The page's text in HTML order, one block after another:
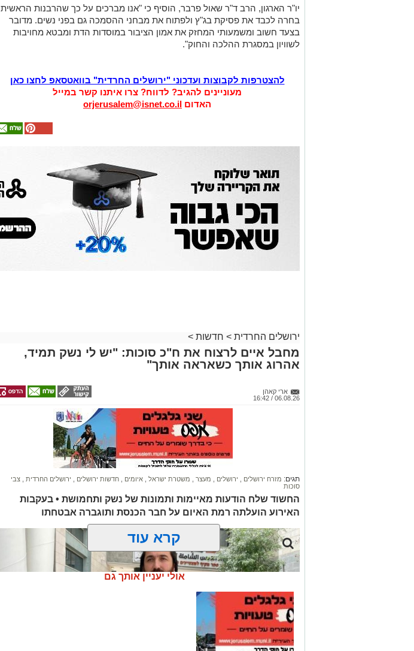
יו"ר הארגון, הרב ד"ר שאול פרבר, הוסיף כי "אנו מברכים על כך שהרבנות הראשית
בחרה לכבד את פסיקת בג"ץ ולפתוח את מבחני ההסמכה גם בפני נשים. מדובר
בצעד חשוב ומשמעותי המחזק את אמון הציבור במוסדות הדת ומבטא מחויבות
לשוויון במסגרת ההלכה והחוק".
להצטרפות לקבוצות ועדכוני "ירושלים החרדית" בוואטסאפ לחצו כאן
מעוניינים להגיב? לדווח? צרו איתנו קשר במייל
האדום orjerusalem@isnet.co.il
ירושלים החרדית > חדשות >
מחבל איים לרצוח את ח"כ סוכות: "יש לי נשק תמיד,
אהרוג אותך כשאראה אותך"
ארי קאהן
06.08.26 / 16:42
תגים: מזרח ירושלים ירושלים מעצר משטרת ישראל איומים חדשות ירושלים ירושלים החרדית
צבי
סוכות
החשוד שלח הודעות מאיימות ותמונות של נשק ותחמושת • בעקבות
האירוע הועלתה רמת האיום על חבר הכנסת ותוגברה אבטחתו
קרא עוד
אולי יעניין אותך גם